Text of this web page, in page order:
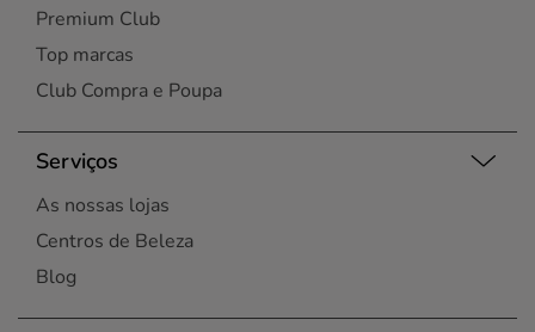
Premium Club
Top marcas
Club Compra e Poupa
Serviços
As nossas lojas
Centros de Beleza
Blog